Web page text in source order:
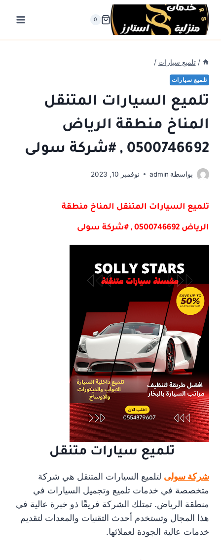
التجاوز
المحتوى
0
/ تلميع سيارات /
تلميع سيارات
تلميع السيارات المتنقل
المناخ منطقة الرياض
0500746692 , #شركة سولى
بواسطة admin نوفمبر 10, 2023
تلميع السيارات المتنقل المناخ منطقة
الرياض 0500746692 , #شركة سولى
تلميع سيارات متنقل
شركة سولى لتلميع السيارات المتنقل هي شركة
متخصصة في خدمات تلميع وتجميل السيارات في
منطقة الرياض. تمتلك الشركة فريقًا ذو خبرة عالية في
هذا المجال وتستخدم أحدث التقنيات والمعدات لتقديم
خدمات عالية الجودة لعملائها.